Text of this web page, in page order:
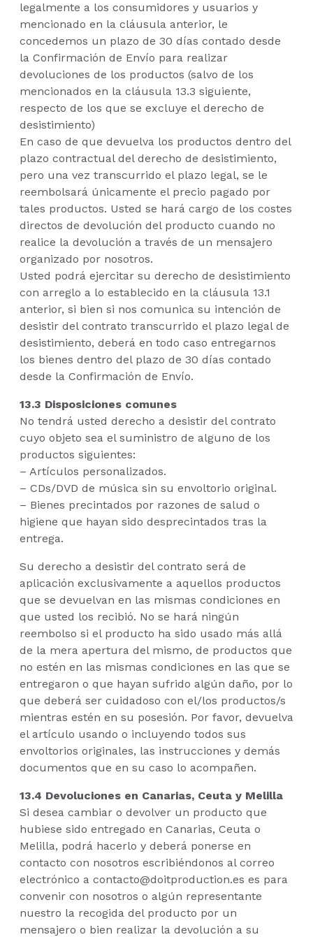
legalmente a los consumidores y usuarios y
mencionado en la cláusula anterior, le
concedemos un plazo de 30 días contado desde
la Confirmación de Envío para realizar
devoluciones de los productos (salvo de los
mencionados en la cláusula 13.3 siguiente,
respecto de los que se excluye el derecho de
desistimiento)
En caso de que devuelva los productos dentro del
plazo contractual del derecho de desistimiento,
pero una vez transcurrido el plazo legal, se le
reembolsará únicamente el precio pagado por
tales productos. Usted se hará cargo de los costes
directos de devolución del producto cuando no
realice la devolución a través de un mensajero
organizado por nosotros.
Usted podrá ejercitar su derecho de desistimiento
con arreglo a lo establecido en la cláusula 13.1
anterior, si bien si nos comunica su intención de
desistir del contrato transcurrido el plazo legal de
desistimiento, deberá en todo caso entregarnos
los bienes dentro del plazo de 30 días contado
desde la Confirmación de Envío.
13.3 Disposiciones comunes
No tendrá usted derecho a desistir del contrato
cuyo objeto sea el suministro de alguno de los
productos siguientes:
– Artículos personalizados.
– CDs/DVD de música sin su envoltorio original.
– Bienes precintados por razones de salud o
higiene que hayan sido desprecintados tras la
entrega.
Su derecho a desistir del contrato será de
aplicación exclusivamente a aquellos productos
que se devuelvan en las mismas condiciones en
que usted los recibió. No se hará ningún
reembolso si el producto ha sido usado más allá
de la mera apertura del mismo, de productos que
no estén en las mismas condiciones en las que se
entregaron o que hayan sufrido algún daño, por lo
que deberá ser cuidadoso con el/los productos/s
mientras estén en su posesión. Por favor, devuelva
el artículo usando o incluyendo todos sus
envoltorios originales, las instrucciones y demás
documentos que en su caso lo acompañen.
13.4 Devoluciones en Canarias, Ceuta y Melilla
Si desea cambiar o devolver un producto que
hubiese sido entregado en Canarias, Ceuta o
Melilla, podrá hacerlo y deberá ponerse en
contacto con nosotros escribiéndonos al correo
electrónico a contacto@doitproduction.es es para
convenir con nosotros o algún representante
nuestro la recogida del producto por un
mensajero o bien realizar la devolución a su